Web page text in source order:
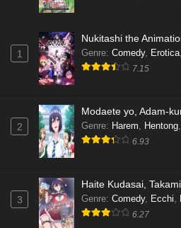
1
Nukitashi the
Genre: Comedy, Erotica
7.15
2
Modaete yo, Adam-
Genre: Harem Hentong
6.93
3
Haite Kudasai,
Genre: Comedy, Ecchi
6.27